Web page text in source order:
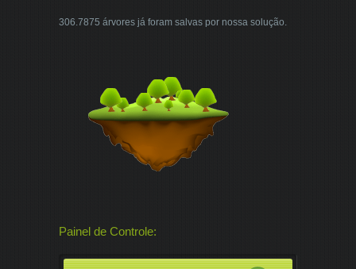
306.7875 árvores já foram salvas por nossa solução.
Painel de Controle: